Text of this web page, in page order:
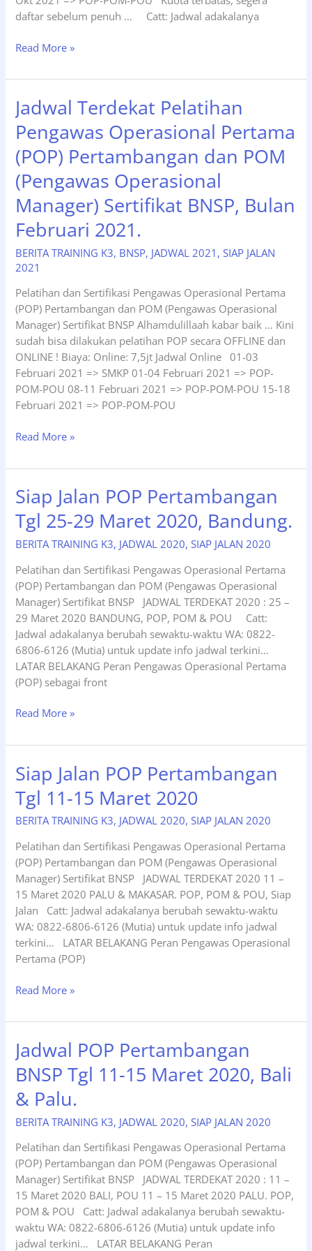
daftar sebelum penuh … Catt: Jadwal adakalanya
Jadwal
Pelatihan
Operasional
Pertama
(POP)
Pertambangan
dan
POM
(Pengawas
Operasional
Manager)
Sertifikat
BNSP,
Tgl
27
Sept
01
Okt
2021.
Read More »
Jadwal Terdekat Pelatihan
Pengawas Operasional Pertama
(POP) Pertambangan dan POM
(Pengawas Operasional
Manager) Sertifikat BNSP, Bulan
Februari 2021.
BERITA TRAINING K3, BNSP, JADWAL 2021 ,SIAP JALAN
2021
Pelatihan dan Sertifikasi Pengawas Operasional Pertama
(POP) Pertambangan dan POM (Pengawas Operasional
Manager) Sertifikat BNSP Alhamdulillaah kabar baik … Kini
sudah bisa dilakukan pelatihan POP secara OFFLINE dan
ONLINE ! Biaya: Online: 7,5jt Jadwal Online 01-03
Februari 2021 => SMKP 01-04 Februari 2021 => POP-
POM-POU 08-11 Februari 2021 => POP-POM-POU 15-18
Februari 2021 => POP-POM-POU
Jadwal
Pelatihan
Operasional
Pertama
(POP)
Pertambangan
dan
POM
(Pengawas
Operasional
Manager)
Sertifikat
BNSP,
Bulan
2021.
Read More »
Siap Jalan POP Pertambangan
Tgl 25-29 Maret 2020, Bandung.
BERITA TRAINING K3, JADWAL 2020,SIAP JALAN 2020
Pelatihan dan Sertifikasi Pengawas Operasional Pertama
(POP) Pertambangan dan POM (Pengawas Operasional
Manager) Sertifikat BNSP JADWAL TERDEKAT 2020 : 25 –
29 Maret 2020 BANDUNG, POP, POM & POU Catt:
Jadwal adakalanya berubah sewaktu-waktu WA: 0822-
6806-6126 (Mutia) untuk update info jadwal terkini…
LATAR BELAKANG Peran Pengawas Operasional Pertama
(POP) sebagai front
Siap
POP
Tgl
25-
29
Maret
2020,
Bandung.
Read More »
Siap Jalan POP Pertambangan
Tgl 11-15 Maret 2020
BERITA TRAINING K3, JADWAL 2020,SIAP JALAN 2020
Pelatihan dan Sertifikasi Pengawas Operasional Pertama
(POP) Pertambangan dan POM (Pengawas Operasional
Manager) Sertifikat BNSP JADWAL TERDEKAT 2020 11 –
15 Maret 2020 PALU & MAKASAR. POP, POM & POU, Siap
Jalan Catt: Jadwal adakalanya berubah sewaktu-waktu
WA: 0822-6806-6126 (Mutia) untuk update info jadwal
terkini… LATAR BELAKANG Peran Pengawas Operasional
Pertama (POP)
Siap
POP
Tgl
11-
15
Maret
2020
Read More »
Jadwal POP Pertambangan
BNSP Tgl 11-15 Maret 2020, Bali
& Palu.
BERITA TRAINING K3, JADWAL 2020,SIAP JALAN 2020
Pelatihan dan Sertifikasi Pengawas Operasional Pertama
(POP) Pertambangan dan POM (Pengawas Operasional
Manager) Sertifikat BNSP JADWAL TERDEKAT 2020 : 11 –
15 Maret 2020 BALI, POU 11 – 15 Maret 2020 PALU. POP,
POM & POU Catt: Jadwal adakalanya berubah sewaktu-
waktu WA: 0822-6806-6126 (Mutia) untuk update info
jadwal terkini… LATAR BELAKANG Peran